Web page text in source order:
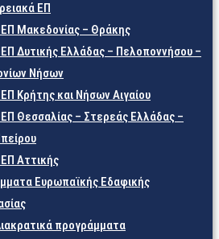
ΕΠ
Μακεδονίας – Θράκης
Δυτικής Ελλάδας – Πελοποννήσου –
Νήσων
Κρήτης και Νήσων Αιγαίου
Θεσσαλίας – Στερεάς Ελλάδας –
Αττικής
Ευρωπαϊκής Εδαφικής
προγράμματα